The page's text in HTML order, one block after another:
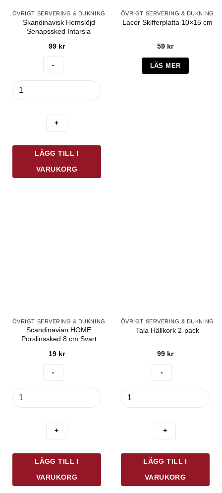
ÖVRIGT SERVERING & DUKNING
Skandinavisk Hemslöjd
Senapssked Intarsia
99 kr
Hemslöjd
LÄGG TILL I
VARUKORG
ÖVRIGT SERVERING & DUKNING
Lacor Skifferplatta 10×15 cm
59 kr
LÄS MER
ÖVRIGT SERVERING & DUKNING
Scandinavian HOME
Porslinssked 8 cm Svart
19 kr
HOME
mängd
LÄGG TILL I
VARUKORG
ÖVRIGT SERVERING & DUKNING
Tala Hällkork 2-pack
99 kr
Hällkork
LÄGG TILL I
VARUKORG